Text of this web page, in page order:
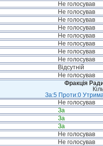
Не голосував
Не голосував
Не голосував
Не голосував
Не голосував
Не голосував
Не голосував
Не голосував
Відсутній
Не голосував
Фракція
За:5 Проти:0
Не голосував
За
За
За
Не голосував
Не голосував